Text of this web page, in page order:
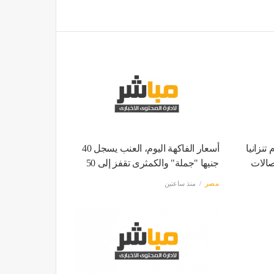
أسعار الفاكهة اليوم، العنب يسجل 40
جنيها "جملة" والكمثرى تقفز إلى 50
مصر منذ ساعتين